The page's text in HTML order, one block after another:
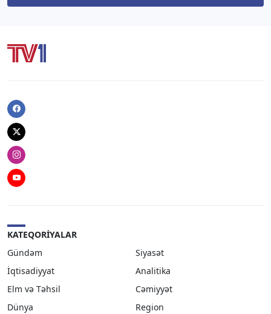
Facebook
Twitter
Instagram
Youtube
KATEQORIYALAR
Gündəm
Siyasət
İqtisadiyyat
Analitika
Elm və Təhsil
Cəmiyyət
Dünya
Region